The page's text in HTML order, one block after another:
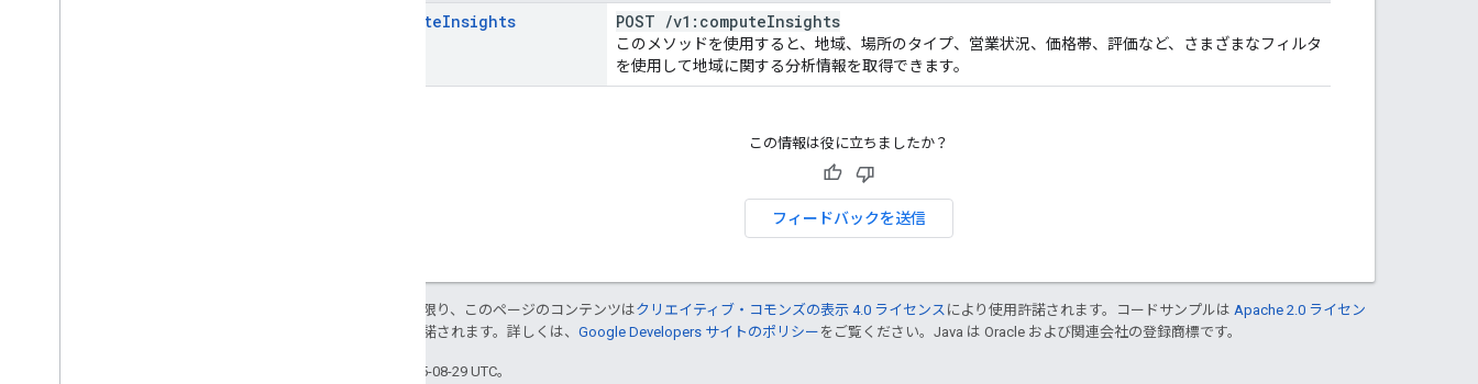
computeInsights POST /v1:computeInsights
このメソッドを使用すると、地域、場所のタイプ、営業状況、価格帯、評価など、さまざまなフィルタ
を使用して地域に関する分析情報を取得できます。
この情報は役に立ちましたか？
フィードバックを送信
特に記載のない限り、このページのコンテンツはクリエイティブ・コモンズの表示 4.0 ライセンス により使用許諾されます。コードサンプルは Apache 2.0 ライセン
により使用許諾されます。詳しくは、 Google Developers サイトのポリシー をご覧ください。Java は Oracle および関連会社の登録商標です。
最終更新日 2025-08-29 UTC。